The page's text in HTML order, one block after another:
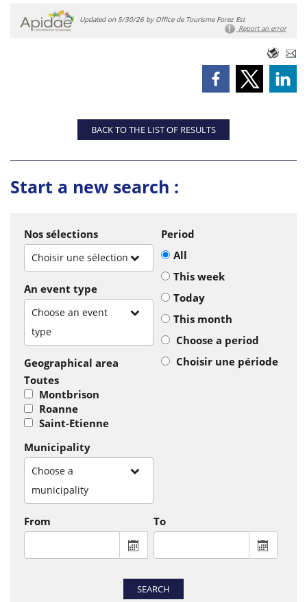
Updated on 5/30/26 by Office de Tourisme Forez Est
Report an error
BACK TO THE LIST OF RESULTS
Start a new search :
Nos sélections
Choisir une sélection
An event type
Choose an event
type
Geographical area
Toutes
Montbrison
Roanne
Saint-Etienne
Municipality
Choose a
municipality
Period
All
This week
Today
This month
Choose a period
Choisir une période
From
From : display the calendar to
To
To :
SEARCH